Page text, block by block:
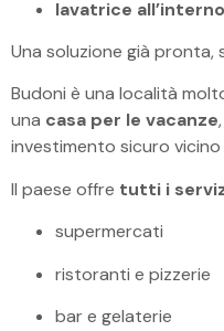
lavatrice
Una soluzione già pronta,
Budoni è una località
una casa per le vacanze
investimento sicuro vicino
Il paese offre tutti i
supermercati
ristoranti e pizzerie
bar e gelaterie